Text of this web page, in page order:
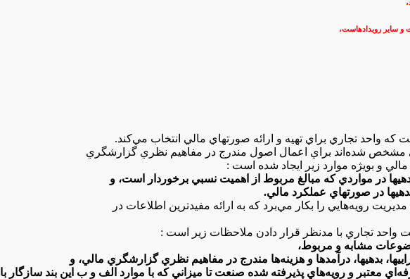
مشخص‌ شده‌اند براي‌ اعمال‌ اصول‌ مندرج‌ در مفاهيم‌ نظري‌ گزارشگري‌
و بويژه‌ موارد زیر ايجاد شده‌ است :
بدهيها در مواردي‌ كه‌ مبالغ‌ مربوط‌ از اهميت‌ نسبي‌ برخوردار است‌، و
در صورتهاي‌ عملكرد مالي‌.
واحد تجاري‌ با مدنظر قرار دادن‌ ملاحظات‌ زير است‌ :
مشابه‌ و مربوط‌،
بدهيها، درآمدها و هزينه‌ها مندرج‌ در مفاهيم‌ نظري‌ گزارشگري‌ مالي، و
معتبر و رويه‌هاي‌ پذيرفته‌ شده‌ صنعت‌ تا ميزاني‌ كه‌ با موارد الف‌ و ب‌ اين‌ بند سازگار